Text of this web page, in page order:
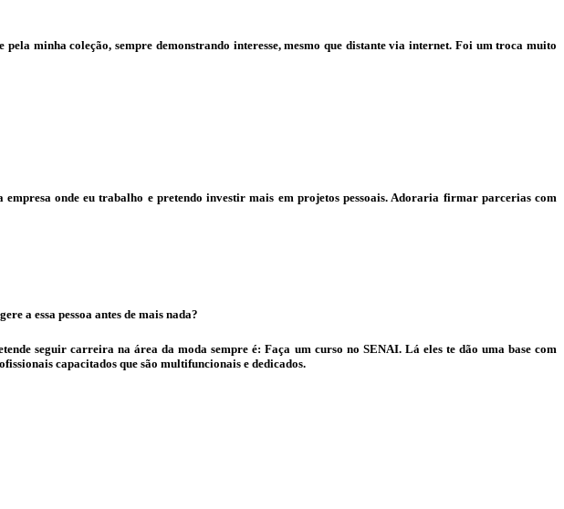
minha coleção, sempre demonstrando interesse, mesmo que distante via internet. Foi um troca muito
onde eu trabalho e pretendo investir mais em projetos pessoais. Adoraria firmar parcerias com
a essa pessoa antes de mais nada?
seguir carreira na área da moda sempre é: Faça um curso no SENAI. Lá eles te dão uma base com
capacitados que são multifuncionais e dedicados.